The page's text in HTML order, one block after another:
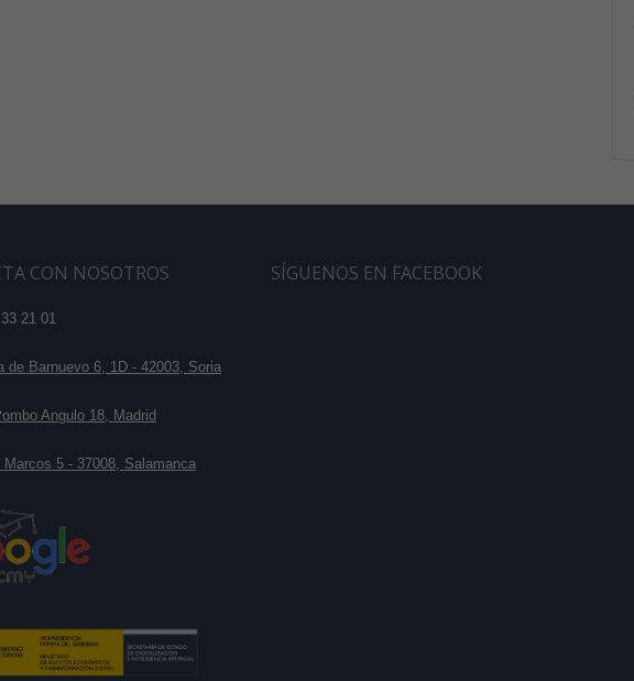
CON NOSOTROS
21 01
de Barnuevo 6, 1D - 42003, Soria
Angulo 18, Madrid
5 - 37008, Salamanca
SÍGUENOS EN FACEBOOK